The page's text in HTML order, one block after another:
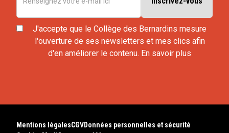
J'accepte que le Collège des Bernardins mesure
l'ouverture de ses newsletters et mes clics afin
d'en améliorer le contenu. En savoir plus
Mentions légalesCGVDonnées personnelles et sécurité